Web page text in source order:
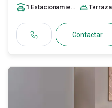
1 Estacionamiento Terraza
Contactar